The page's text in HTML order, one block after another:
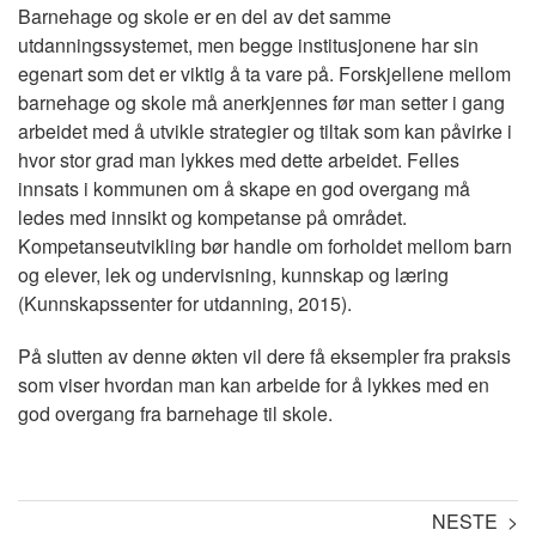
Barnehage og skole er en del av det samme
utdanningssystemet, men begge institusjonene har sin
egenart som det er viktig å ta vare på. Forskjellene mellom
barnehage og skole må anerkjennes før man setter i gang
arbeidet med å utvikle strategier og tiltak som kan påvirke i
hvor stor grad man lykkes med dette arbeidet. Felles
innsats i kommunen om å skape en god overgang må
ledes med innsikt og kompetanse på området.
Kompetanseutvikling bør handle om forholdet mellom barn
og elever, lek og undervisning, kunnskap og læring
(Kunnskapssenter for utdanning, 2015).
På slutten av denne økten vil dere få eksempler fra praksis
som viser hvordan man kan arbeide for å lykkes med en
god overgang fra barnehage til skole.
NESTE >